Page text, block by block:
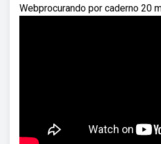
Webprocurando por caderno 20